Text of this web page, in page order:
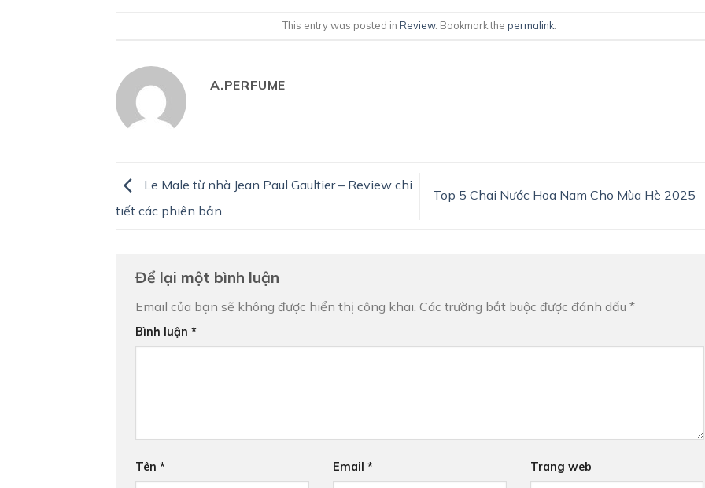
This entry was posted in Review. Bookmark thepermalink.
A.PERFUME
Le Male từ nhà Jean Paul Gaultier – Review chi
tiết các phiên bản
Top 5 Chai Nước Hoa Nam Cho Mùa Hè 2025
Để lại một bình luận
Email của bạn sẽ không được hiển thị công khai. Các trường bắt buộc được đánh dấu *
Bình luận *
Tên * Email * Trang web